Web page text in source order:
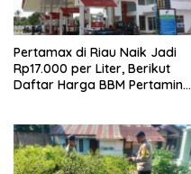
Pertamax di Riau Naik Jadi
Rp17.000 per Liter, Berikut
Daftar Harga BBM Pertamina